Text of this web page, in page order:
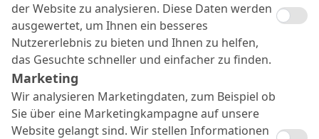
der Website zu analysieren. Diese Daten werden
ausgewertet, um Ihnen ein besseres
Nutzererlebnis zu bieten und Ihnen zu helfen,
das Gesuchte schneller und einfacher zu finden.
Marketing
Wir analysieren Marketingdaten, zum Beispiel ob
Sie über eine Marketingkampagne auf unsere
Website gelangt sind. Wir stellen Informationen